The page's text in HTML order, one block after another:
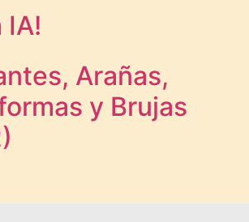
IA!
Arañas,
y Brujas